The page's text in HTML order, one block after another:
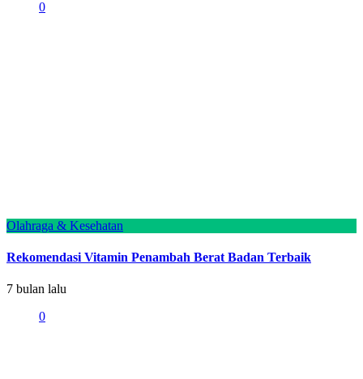
0
Olahraga & Kesehatan
Rekomendasi Vitamin Penambah Berat Badan Terbaik
7 bulan lalu
0